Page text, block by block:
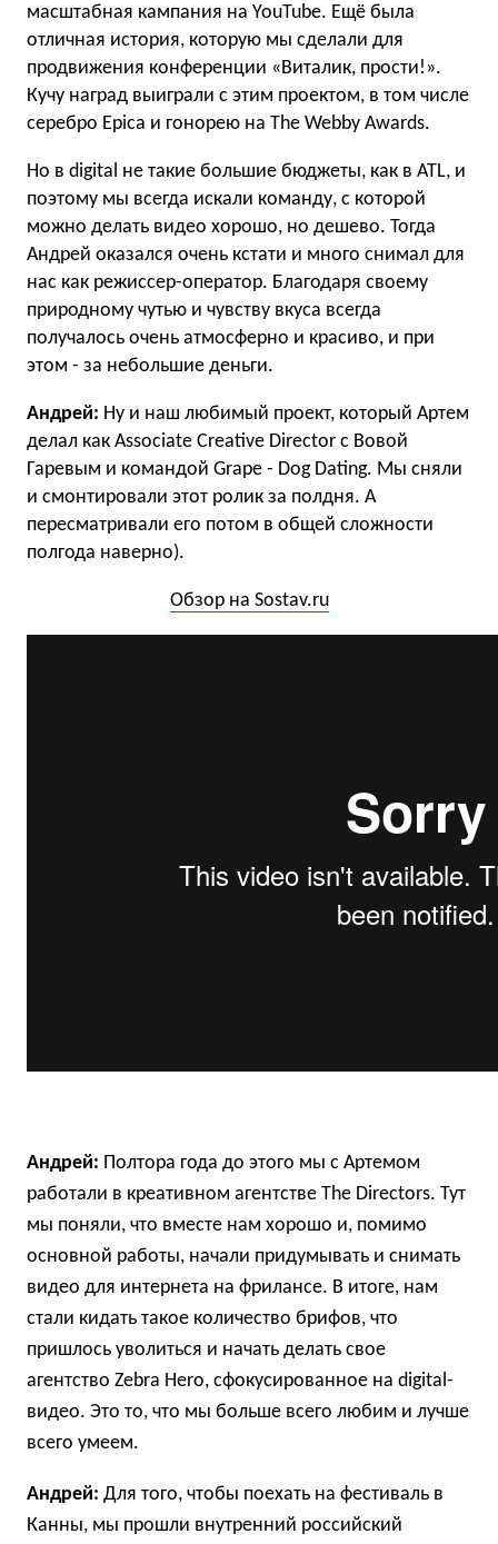
масштабная кампания на YouTube. Ещё была
отличная история, которую мы сделали для
продвижения конференции «Виталик, прости!».
Кучу наград выиграли с этим проектом, в том числе
серебро Epica и гонорею на The Webby Awards.
Но в digital не такие большие бюджеты, как в ATL, и
поэтому мы всегда искали команду, с которой
можно делать видео хорошо, но дешево. Тогда
Андрей оказался очень кстати и много снимал для
нас как режиссер-оператор. Благодаря своему
природному чутью и чувству вкуса всегда
получалось очень атмосферно и красиво, и при
этом - за небольшие деньги.
Андрей: Ну и наш любимый проект, который Артем
делал как Associate Creative Director c Вовой
Гаревым и командой Grape - Dog Dating. Мы сняли
и смонтировали этот ролик за полдня. А
пересматривали его потом в общей сложности
полгода наверно).
Обзор на Sostav.ru
Андрей: Полтора года до этого мы с Артемом
работали в креативном агентстве The Directors. Тут
мы поняли, что вместе нам хорошо и, помимо
основной работы, начали придумывать и снимать
видео для интернета на фрилансе. В итоге, нам
стали кидать такое количество брифов, что
пришлось уволиться и начать делать свое
агентство Zebra Hero, сфокусированное на digital-
видео. Это то, что мы больше всего любим и лучше
всего умеем.
Андрей: Для того, чтобы поехать на фестиваль в
Канны, мы прошли внутренний российский